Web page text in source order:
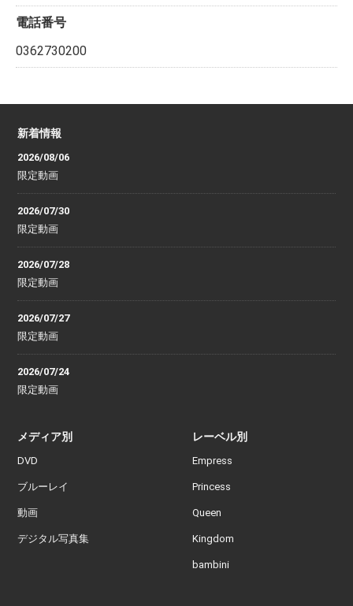
電話番号
0362730200
新着情報
2026/08/06
限定動画
2026/07/30
限定動画
2026/07/28
限定動画
2026/07/27
限定動画
2026/07/24
限定動画
メディア別
DVD
ブルーレイ
動画
デジタル写真集
レーベル別
Empress
Princess
Queen
Kingdom
bambini